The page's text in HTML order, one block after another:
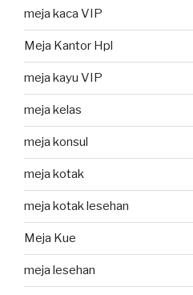
meja kaca VIP
Meja Kantor Hpl
meja kayu VIP
meja kelas
meja konsul
meja kotak
meja kotak lesehan
Meja Kue
meja lesehan